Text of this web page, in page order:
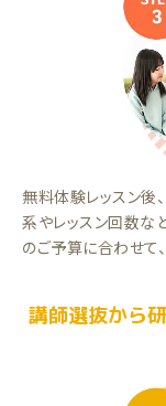
無料体験レッスン後
系やレッスン回数な
のご予算に合わせて
講師選抜から